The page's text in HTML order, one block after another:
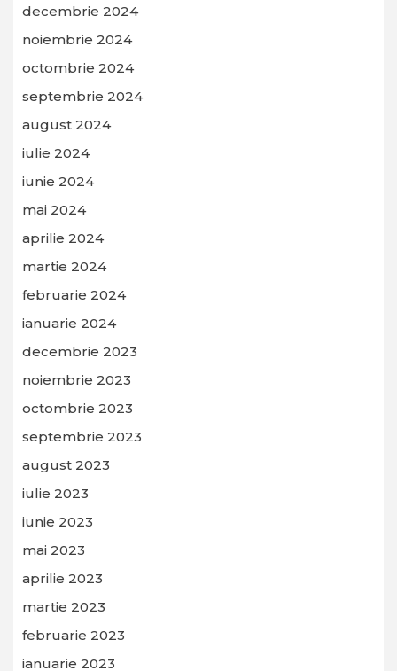
decembrie 2024
noiembrie 2024
octombrie 2024
septembrie 2024
august 2024
iulie 2024
iunie 2024
mai 2024
aprilie 2024
martie 2024
februarie 2024
ianuarie 2024
decembrie 2023
noiembrie 2023
octombrie 2023
septembrie 2023
august 2023
iulie 2023
iunie 2023
mai 2023
aprilie 2023
martie 2023
februarie 2023
ianuarie 2023